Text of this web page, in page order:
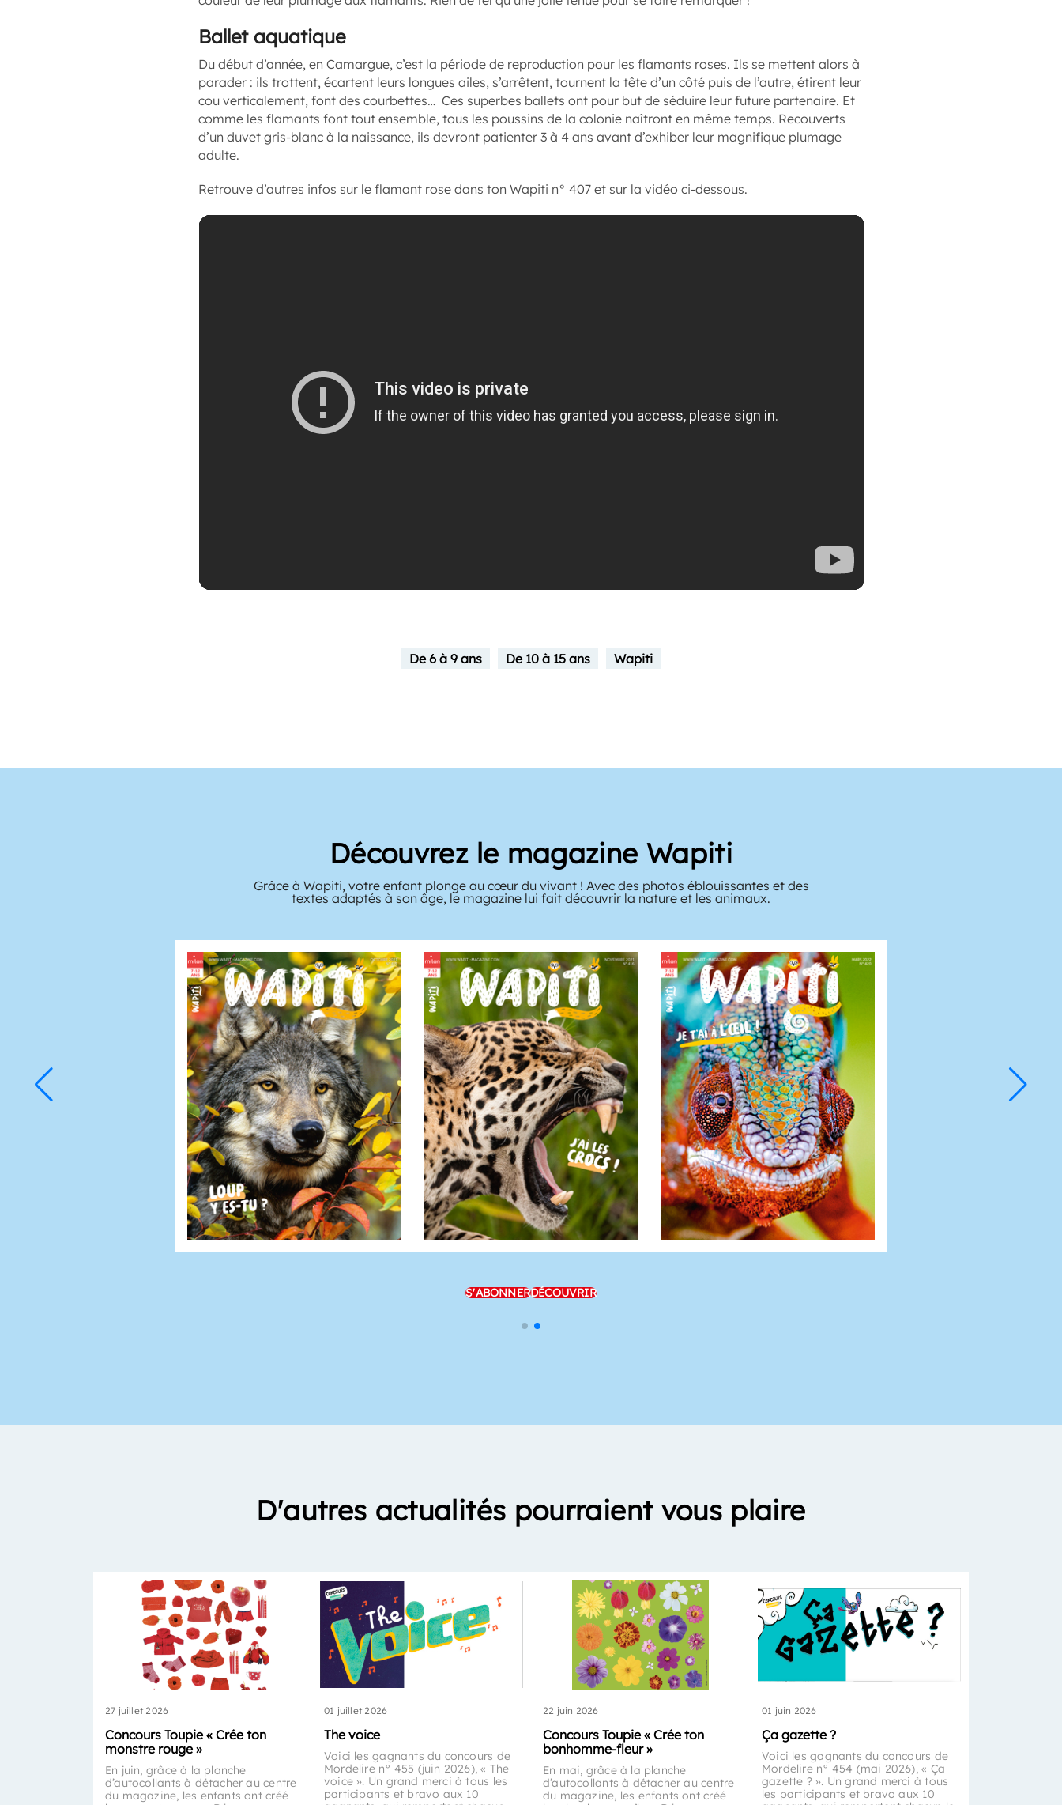
Ballet aquatique
Du début d’année, en Camargue, c’est la période de reproduction pour les flamants roses. Ils se mettent alors à
parader : ils trottent, écartent leurs longues ailes, s’arrêtent, tournent la tête d’un côté puis de l’autre, étirent leur
cou verticalement, font des courbettes… Ces superbes ballets ont pour but de séduire leur future partenaire. Et
comme les flamants font tout ensemble, tous les poussins de la colonie naîtront en même temps. Recouverts
d’un duvet gris-blanc à la naissance, ils devront patienter 3 à 4 ans avant d’exhiber leur magnifique plumage
adulte.
Retrouve d’autres infos sur le flamant rose dans ton Wapiti n° 407 et sur la vidéo ci-dessous.
De 6 à 9 ans De 10 à 15 ans Wapiti
Découvrez le magazine Wapiti
Grâce à Wapiti, votre enfant plonge au cœur du vivant ! Avec des photos éblouissantes et des
textes adaptés à son âge, le magazine lui fait découvrir la nature et les animaux.
S'ABONNERDÉCOUVRIR
D'autres actualités pourraient vous plaire
27 juillet 2026
Concours Toupie « Crée ton
monstre rouge »
En juin, grâce à la planche
d’autocollants à détacher au centre
du magazine, les enfants ont créé
01 juillet 2026
The voice
Voici les gagnants du concours de
Mordelire n° 455 (juin 2026), « The
voice ». Un grand merci à tous les
participants et bravo aux 10
22 juin 2026
Concours Toupie « Crée ton
bonhomme-fleur »
En mai, grâce à la planche
d’autocollants à détacher au centre
du magazine, les enfants ont créé
01 juin 2026
Ça gazette ?
Voici les gagnants du concours de
Mordelire n° 454 (mai 2026), « Ça
gazette ? ». Un grand merci à tous
les participants et bravo aux 10